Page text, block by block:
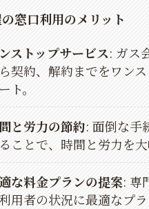
窓口利用のメリット
ストップサービス: ガス
契約、解約までをワン
ト。
と労力の節約: 面倒な手
ことで、時間と労力を大
な料金プランの提案: 専
用者の状況に最適なプラ